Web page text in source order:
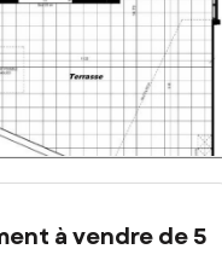
à vendre de 5